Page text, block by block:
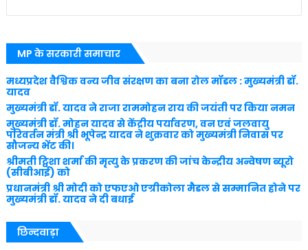
MP के सरकारी समाचार
मध्यप्रदेश वैश्विक वन्य जीव संरक्षण का बना रोल मॉडल : मुख्यमंत्री डॉ.
यादव
मुख्यमंत्री डॉ. यादव ने राजा राममोहन राय की जयंती पर किया नमन
मुख्यमंत्री डॉ. मोहन यादव से केंद्रीय पर्यावरण, वन एवं जलवायु
परिवर्तन मंत्री श्री भूपेन्द्र यादव ने शुक्रवार को मुख्यमंत्री निवास पर
सौजन्य भेंट की।
श्रीमती ट्विशा शर्मा की मृत्यु के प्रकरण की जांच केन्द्रीय अन्वेषण ब्यूरो
(सीबीआई) को
प्रधानमंत्री श्री मोदी को एफएओ एग्रीकोला मैडल से सम्मानित होने पर
मुख्यमंत्री डॉ. यादव ने दी बधाई
छिन्दवाड़ा